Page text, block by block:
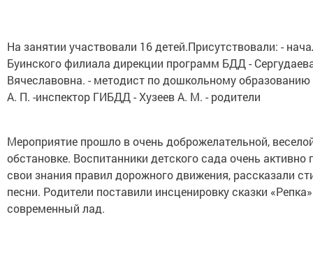
На занятии участвовали 16 детей.Присутствовали: -
Буинского филиала дирекции программ БДД -
Вячеславовна. - методист по дошкольному образованию
А. П. -инспектор ГИБДД - Хузеев А. М. - родители
Мероприятие прошло в очень доброжелательной,
обстановке. Воспитанники детского сада очень активно
свои знания правил дорожного движения, рассказали
песни. Родители поставили инсценировку сказки
современный лад.